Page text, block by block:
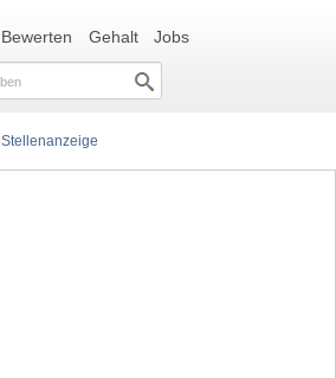
Bewerten Gehalt Jobs
Stellenanzeige